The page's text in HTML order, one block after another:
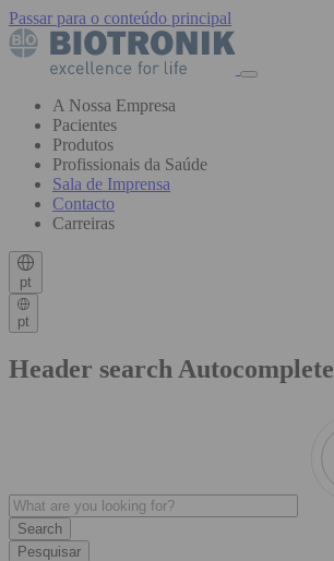
Passar para o conteúdo principal
A Nossa Empresa
Pacientes
Produtos
Profissionais da Saúde
Sala de Imprensa
Contacto
Carreiras
pt
pt
Header search Autocomplete
Pesquisar